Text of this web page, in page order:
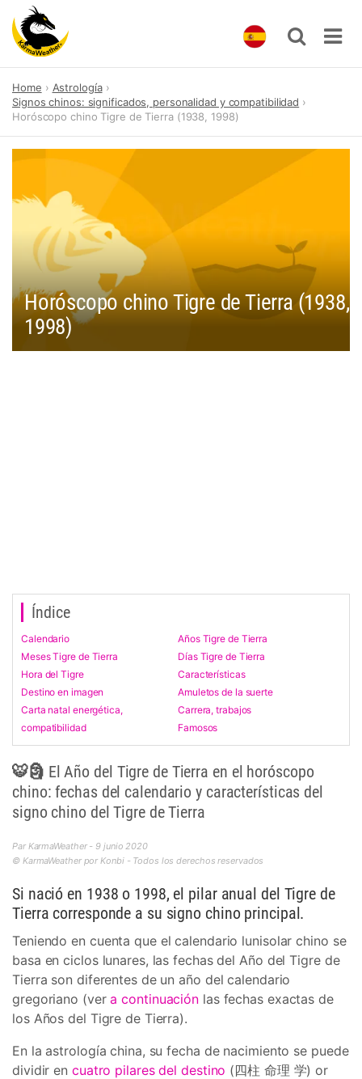
content
Home
Astrología
Signos chinos: significados, personalidad y compatibilidad
Horóscopo chino Tigre de Tierra (1938, 1998)
Horóscopo chino Tigre de Tierra (1938,
1998)
Índice
Calendario
Años Tigre de Tierra
Meses Tigre de Tierra
Días Tigre de Tierra
Hora del Tigre
Características
Destino en imagen
Amuletos de la suerte
Carta natal energética,
compatibilidad
Carrera, trabajos
Famosos
🐯🗿 El Año del Tigre de Tierra en el horóscopo
chino: fechas del calendario y características del
signo chino del Tigre de Tierra
Par KarmaWeather - 9 junio 2020
© KarmaWeather por Konbi - Todos los derechos reservados
Si nació en 1938 o 1998, el pilar anual del Tigre de
Tierra corresponde a su signo chino principal.
Teniendo en cuenta que el calendario lunisolar chino se
basa en ciclos lunares, las fechas del Año del Tigre de
Tierra son diferentes de un año del calendario
gregoriano (vera continuación las fechas exactas de
los Años del Tigre de Tierra).
En la astrología china, su fecha de nacimiento se puede
dividir en cuatro pilares del destino (四柱 命理 学) or